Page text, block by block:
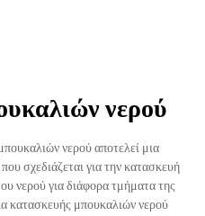
νερού
νερού αποτελεί μια
σχεδιάζεται για την κατασκευή
νερού για διάφορα τμήματα της
κατασκευής μπουκαλιών νερού